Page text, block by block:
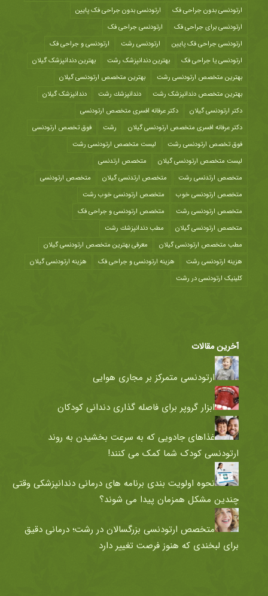
ارتودنسی بدون جراحی فک
ارتودنسی بدون جراحی فک پایین
ارتودنسی برای جراحی فک
ارتودنسی جراحی فک
ارتودنسی جراحی فک پایین
ارتودنسی رشت
ارتودنسی و جراحی فک
ارتودنسی یا جراحی فک
بهترین دندانپزشک رشت
بهترین دندانپزشک گیلان
بهترین متخصص ارتودنسی رشت
بهترین متخصص ارتودنسی گیلان
بهترین متخصص دندانپزشک رشت
دندانپزشك رشت
دندانپزشک گیلان
دکتر ارتودنسی گیلان
دکتر عرفانه افسری متخصص ارتودنسی
دکتر عرفانه افسری متخصص ارتودنسی گیلان
رشت
فوق تخصص ارتودنسی
فوق تخصص ارتودنسی رشت
لیست متخصص ارتودنسی رشت
لیست متخصص ارتودنسی گیلان
متخصص ارتدنسی
متخصص ارتدنسی رشت
متخصص ارتدنسی گیلان
متخصص ارتودنسی
متخصص ارتودنسی خوب
متخصص ارتودنسی خوب رشت
متخصص ارتودنسی رشت
متخصص ارتودنسی و جراحی فک
متخصص ارتودنسی گیلان
مطب دندانپزشك رشت
مطب متخصص ارتودنسی گیلان
معرفی بهترین متخصص ارتودنسی گیلان
هزينه ارتودنسی رشت
هزینه ارتودنسی و جراحی فک
هزینه ارتودنسی گیلان
کلینیک ارتودنسی در رشت
آخرین مقالات
ارتودنسی متمرکز بر مجاری هوایی
ابزار گروپر برای فاصله گذاری دندانی کودکان
غذاهای جادویی که به سرعت بخشیدن به روند
ارتودنسی کودک شما کمک می کنند!
نحوه اولویت بندی برنامه های درمانی دندانپزشکی وقتی
چندین مشکل همزمان پیدا می شوند؟
متخصص ارتودنسی بزرگسالان در رشت؛ درمانی دقیق
برای لبخندی که هنوز فرصت تغییر دارد